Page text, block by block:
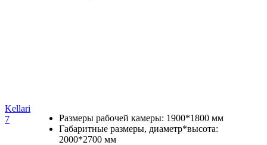
Kellari
7
Размеры рабочей камеры: 1900*1800 мм
Габаритные размеры, диаметр*высота:
2000*2700 мм